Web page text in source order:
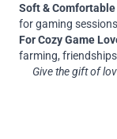
Soft &
for gaming
For Cozy Game
farming,
Give the gift of